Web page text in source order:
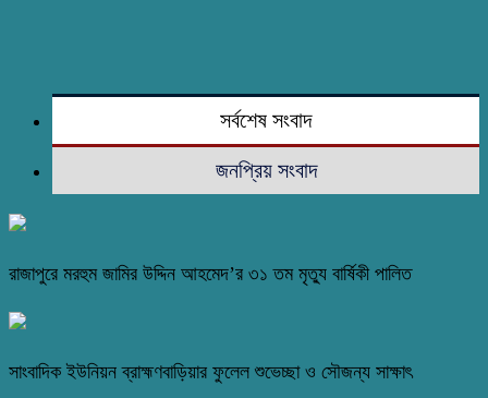
সর্বশেষ সংবাদ
জনপ্রিয় সংবাদ
রাজাপুরে মরহুম জামির উদ্দিন আহমেদ’র ৩১ তম মৃত্যু বার্ষিকী পালিত
সাংবাদিক ইউনিয়ন ব্রাহ্মণবাড়িয়ার ফুলেল শুভেচ্ছা ও সৌজন্য সাক্ষাৎ